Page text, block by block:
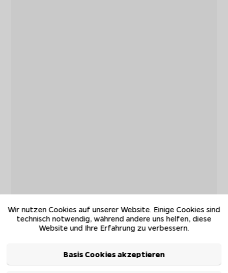
Wir nutzen Cookies auf unserer Website. Einige Cookies sind
technisch notwendig, während andere uns helfen, diese
Website und Ihre Erfahrung zu verbessern.
Basis Cookies akzeptieren